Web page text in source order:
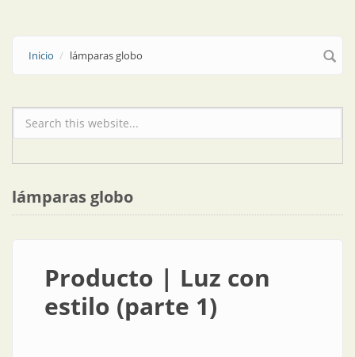
Inicio lámparas globo
Formulario de búsqueda
lámparas globo
Producto | Luz con
estilo (parte 1)